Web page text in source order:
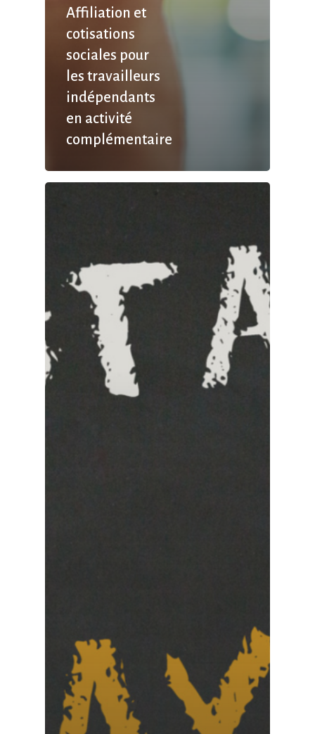
Affiliation et
cotisations
sociales pour
les travailleurs
indépendants
en activité
complémentaire